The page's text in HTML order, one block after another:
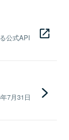
公式API
7月31日